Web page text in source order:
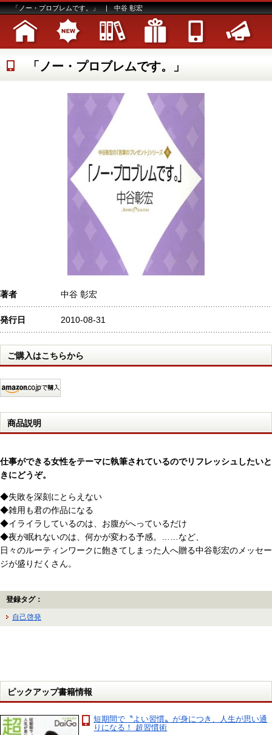
「ノー・プロブレムです。」 | 中谷 彰宏
「ノー・プロブレムです。」
著者 中谷 彰宏
発行日 2010-08-31
ご購入はこちらから
商品説明
仕事ができる女性をテーマに執筆されているのでリフレッシュしたいと
きにどうぞ。
◆失敗を深刻にとらえない
◆雑用も君の作品になる
◆イライラしているのは、お腹がへっているだけ
◆夜が眠れないのは、何かが変わる予感。……など、
日々のルーティンワークに飽きてしまった人へ贈る中谷彰宏のメッセー
ジが盛りだくさん。
登録タグ：
自己啓発
ピックアップ書籍情報
短期間で〝よい習慣〟が身につき、人生が思い通
りになる！ 超習慣術